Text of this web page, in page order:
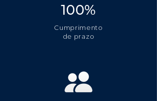
100%
Cumprimento
de prazo